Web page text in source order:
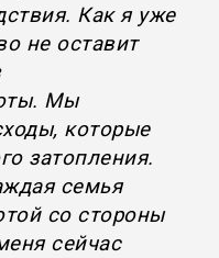
Как я уже
не оставит
Мы
которые
затопления.
семья
со стороны
сейчас